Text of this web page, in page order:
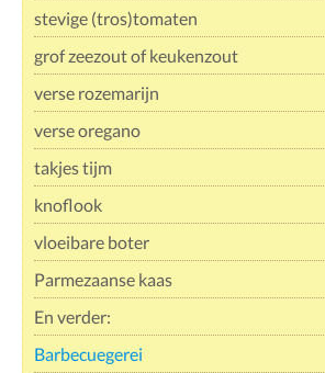
stevige (tros)tomaten
grof zeezout of keukenzout
verse rozemarijn
verse oregano
takjes tijm
knoflook
vloeibare boter
Parmezaanse kaas
En verder:
Barbecuegerei